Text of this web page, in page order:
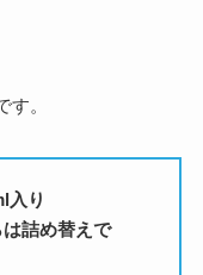
。
入り
詰め替えで